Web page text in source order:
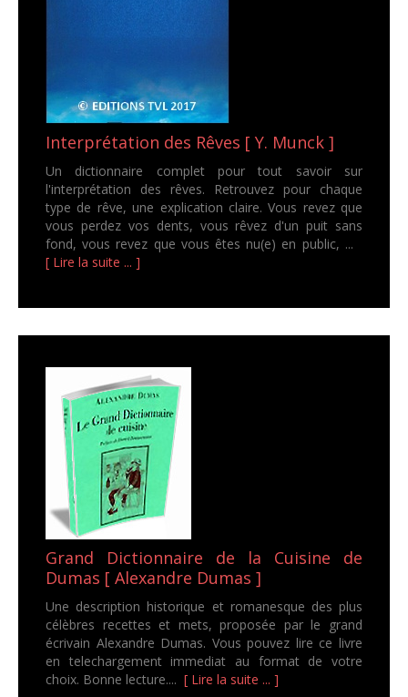
Interprétation des Rêves [ Y. Munck ]
Un dictionnaire complet pour tout savoir sur
l'interprétation des rêves. Retrouvez pour chaque
type de rêve, une explication claire. Vous revez que
vous perdez vos dents, vous rêvez d'un puit sans
fond, vous revez que vous êtes nu(e) en public, ...
[ Lire la suite ... ]
Grand Dictionnaire de la Cuisine de
Dumas [ Alexandre Dumas ]
Une description historique et romanesque des plus
célèbres recettes et mets, proposée par le grand
écrivain Alexandre Dumas. Vous pouvez lire ce livre
en telechargement immediat au format de votre
choix. Bonne lecture.... [ Lire la suite ... ]